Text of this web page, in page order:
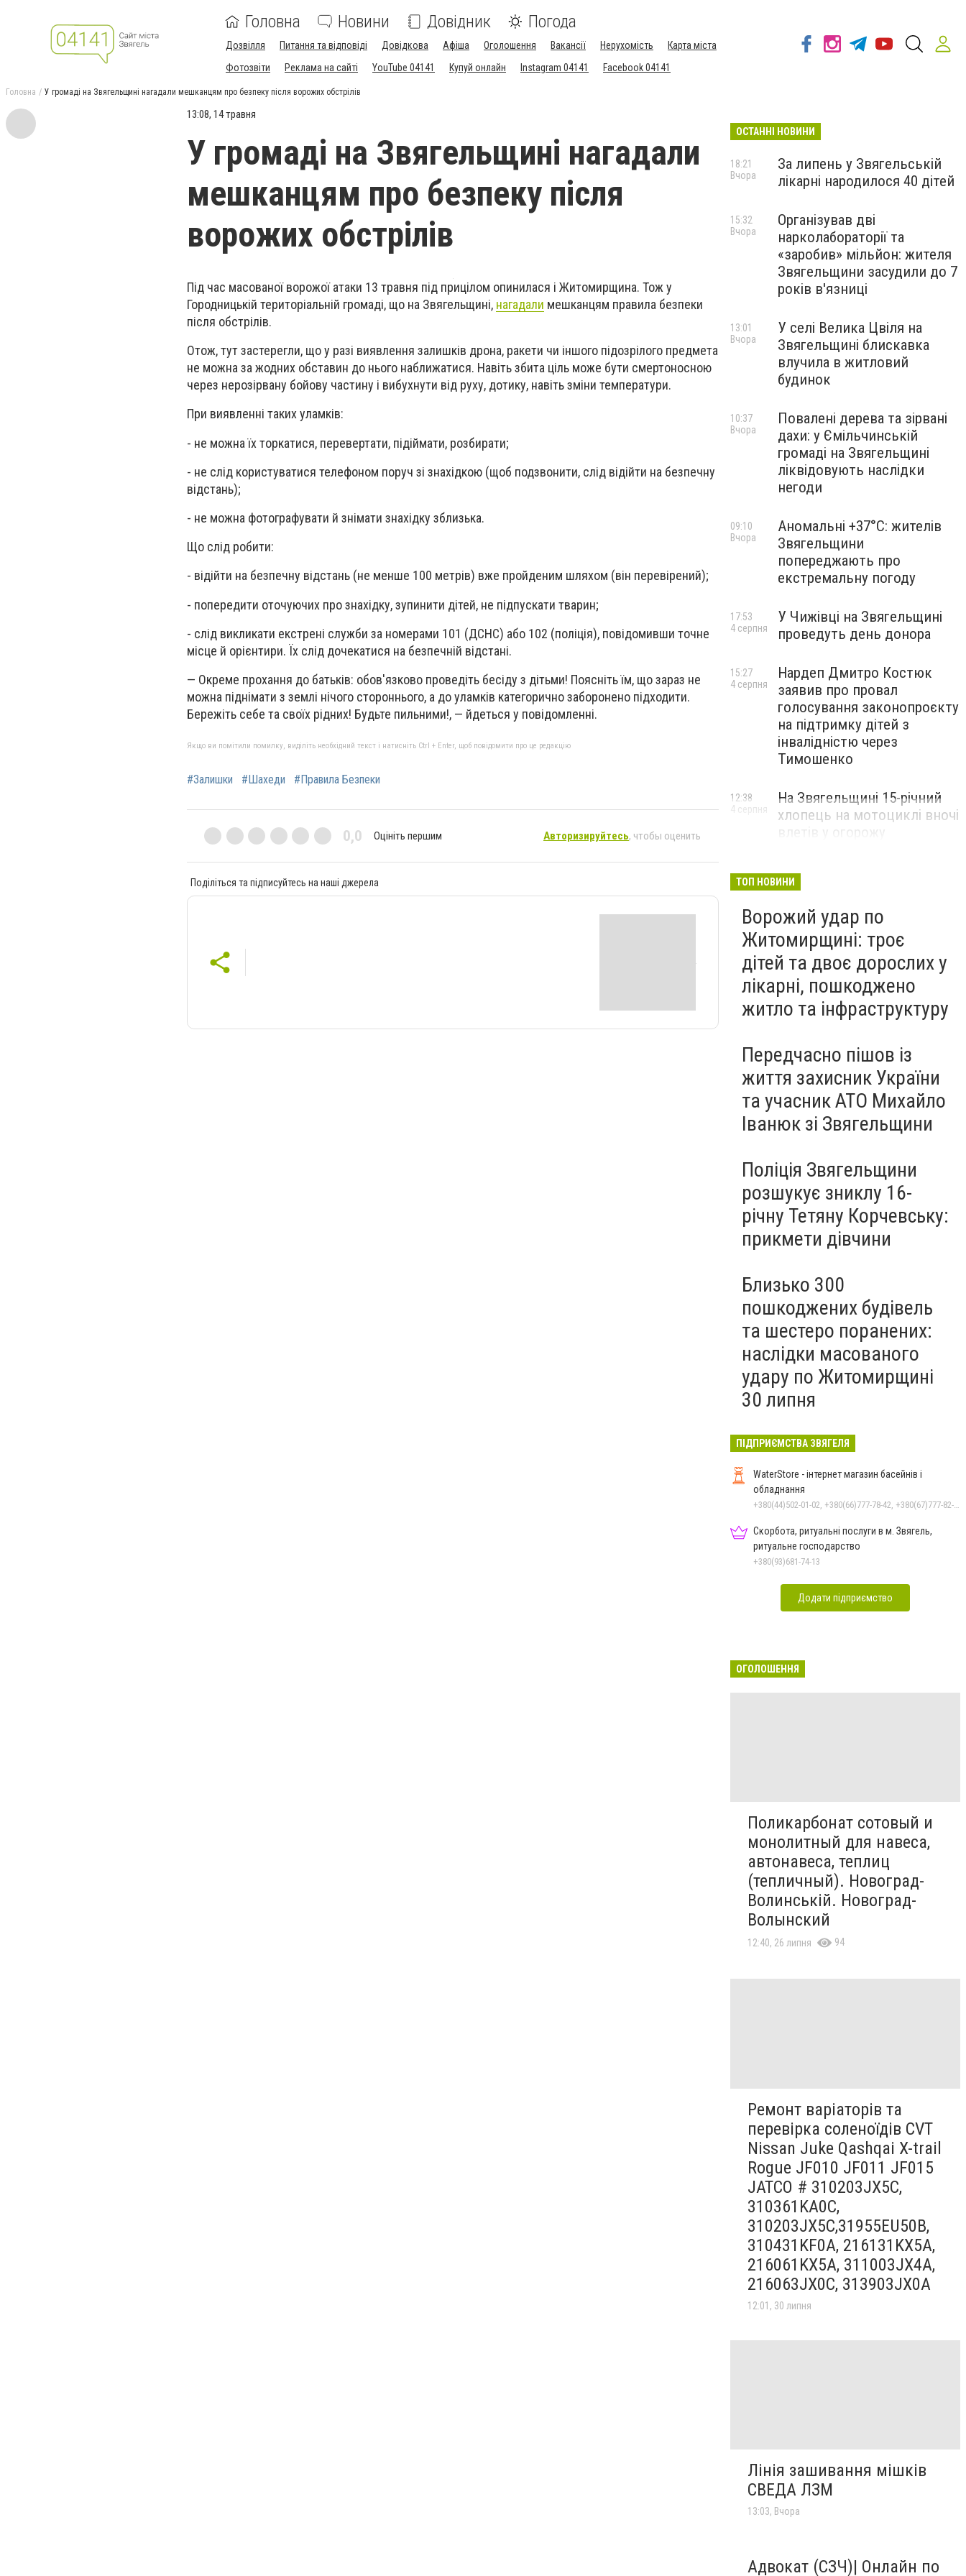
Головна Новини Довідник Погода
Дозвілля Питання та відповіді Довідкова Афіша Оголошення Вакансії Нерухомість
Карта міста
Фотозвіти
Реклама на сайті YouTube 04141 Купуй онлайн Instagram 04141 Facebook 04141
Головна У громаді на Звягельщині нагадали мешканцям про безпеку після ворожих обстрілів
13:08, 14 травня
У громаді на Звягельщині нагадали
мешканцям про безпеку після
ворожих обстрілів
Під час масованої ворожої атаки 13 травня під прицілом опинилася і Житомирщина. Тож у
Городницькій територіальній громаді, що на Звягельщині, нагадали мешканцям правила безпеки
після обстрілів.
Отож, тут застерегли, що у разі виявлення залишків дрона, ракети чи іншого підозрілого предмета
не можна за жодних обставин до нього наближатися. Навіть збита ціль може бути смертоносною
через нерозірвану бойову частину і вибухнути від руху, дотику, навіть зміни температури.
При виявленні таких уламків:
- не можна їх торкатися, перевертати, підіймати, розбирати;
- не слід користуватися телефоном поруч зі знахідкою (щоб подзвонити, слід відійти на безпечну
відстань);
- не можна фотографувати й знімати знахідку зблизька.
Що слід робити:
- відійти на безпечну відстань (не менше 100 метрів) вже пройденим шляхом (він перевірений);
- попередити оточуючих про знахідку, зупинити дітей, не підпускати тварин;
- слід викликати екстрені служби за номерами 101 (ДСНС) або 102 (поліція), повідомивши точне
місце й орієнтири. Їх слід дочекатися на безпечній відстані.
— Окреме прохання до батьків: обов'язково проведіть бесіду з дітьми! Поясніть їм, що зараз не
можна піднімати з землі нічого стороннього, а до уламків категорично заборонено підходити.
Бережіть себе та своїх рідних! Будьте пильними!, — йдеться у повідомленні.
Якщо ви помітили помилку, виділіть необхідний текст і натисніть Ctrl + Enter, щоб повідомити про це редакцію
#Залишки #Шахеди #Правила Безпеки
0,0 Оцініть першим Авторизируйтесь, чтобы оценить
Поділіться та підписуйтесь на наші джерела
ОСТАННІ НОВИНИ
За липень у Звягельській
лікарні народилося 40 дітей
18:21
Вчора
Організував дві
нарколабораторії та
«заробив» мільйон: жителя
Звягельщини засудили до 7
років в'язниці
15:32
Вчора
У селі Велика Цвіля на
Звягельщині блискавка
влучила в житловий
будинок
13:01
Вчора
Повалені дерева та зірвані
дахи: у Ємільчинській
громаді на Звягельщині
ліквідовують наслідки
негоди
10:37
Вчора
Аномальні +37°C: жителів
Звягельщини
попереджають про
екстремальну погоду
09:10
Вчора
У Чижівці на Звягельщині
проведуть день донора
17:53
4 серпня
Нардеп Дмитро Костюк
заявив про провал
голосування законопроєкту
на підтримку дітей з
інвалідністю через
Тимошенко
15:27
4 серпня
На Звягельщині 15-річний
хлопець на мотоциклі вночі
12:38
4 серпня
ТОП НОВИНИ
Ворожий удар по
Житомирщині: троє
дітей та двоє дорослих у
лікарні, пошкоджено
житло та інфраструктуру
Передчасно пішов із
життя захисник України
та учасник АТО Михайло
Іванюк зі Звягельщини
Поліція Звягельщини
розшукує зниклу 16-
річну Тетяну Корчевську:
прикмети дівчини
Близько 300
пошкоджених будівель
та шестеро поранених:
наслідки масованого
удару по Житомирщині
30 липня
ПІДПРИЄМСТВА ЗВЯГЕЛЯ
WaterStore - інтернет магазин басейнів і
обладнання
+380(44)502-01-02, +380(66)777-78-42, +380(67)777-82-19, +380(67)890-80-80, +380(73)890-80-80, +380(44)502-01-03
Скорбота, ритуальні послуги в м. Звягель,
ритуальне господарство
+380(93)681-74-13
Додати підприємство
ОГОЛОШЕННЯ
Поликарбонат сотовый и
монолитный для навеса,
автонавеса, теплиц
(тепличный). Новоград-
Волинській. Новоград-
Волынский
12:40, 26 липня 94
Ремонт варіаторів та
перевірка соленоїдів CVT
Nissan Juke Qashqai X-trail
Rogue JF010 JF011 JF015
JATCO # 310203JX5C,
310361KA0C,
310203JX5C,31955EU50B,
310431KF0A, 216131KX5A,
216061KX5A, 311003JX4A,
216063JX0C, 313903JX0A
12:01, 30 липня
Лінія зашивання мішків
СВЕДА ЛЗМ
13:03, Вчора
Адвокат (СЗЧ)| Онлайн по